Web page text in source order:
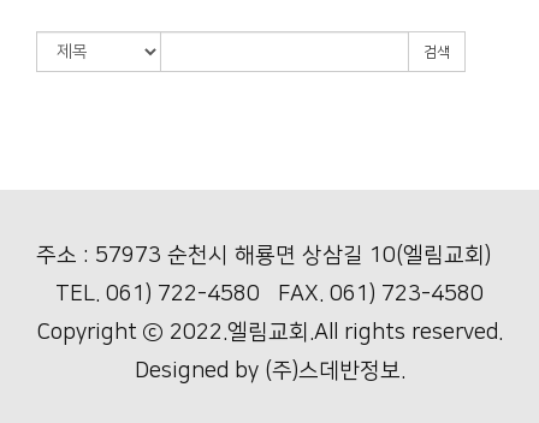
검색
주소 : 57973 순천시 해룡면 상삼길 10(엘림교회)
TEL. 061) 722-4580 FAX. 061) 723-4580
Copyright ⓒ 2022.엘림교회.All rights reserved.
Designed by (주)스데반정보.